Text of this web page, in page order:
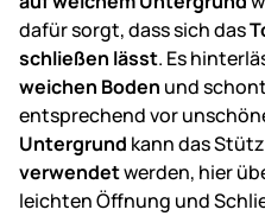
dafür sorgt, dass sich das
schließen lässt. Es
weichen Boden und
entsprechend vor
Untergrund kann das
verwendetwerden, hier
leichten Öffnung und